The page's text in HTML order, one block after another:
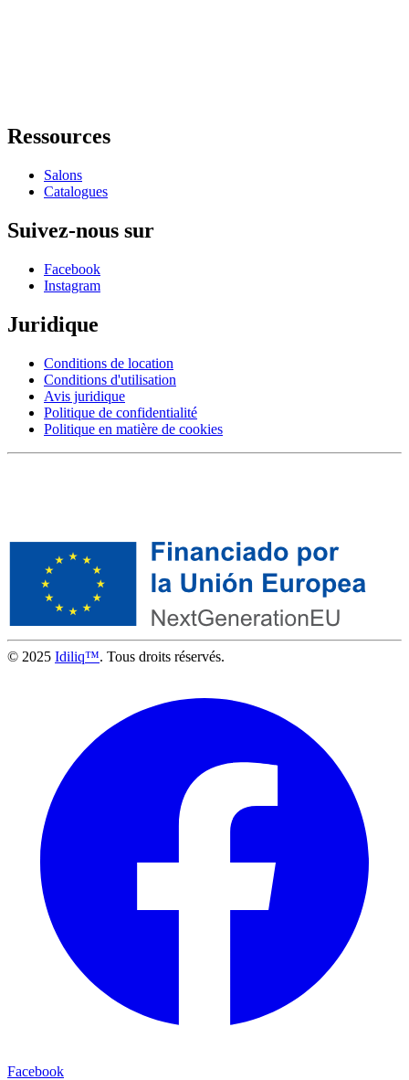
Ressources
Salons
Catalogues
Suivez-nous sur
Facebook
Instagram
Juridique
Conditions de location
Conditions d'utilisation
Avis juridique
Politique de confidentialité
Politique en matière de cookies
© 2025 Idiliq™. Tous droits réservés.
Facebook